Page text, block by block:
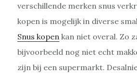
verschillende merken snus
kopen is mogelijk in diverse
Snus kopen kan niet overal. Zo
bijvoorbeeld nog niet echt
zijn bij een supermarkt.